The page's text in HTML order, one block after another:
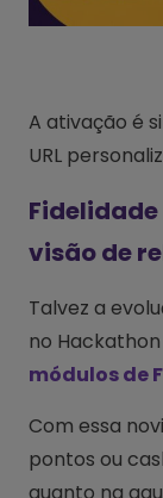
A ativação é
URL
Fidelidade
visão de
Talvez a
no
módulos de
Com essa
pontos ou